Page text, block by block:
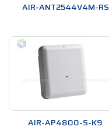
AIR-ANT2544V4M-RS
AIR-AP4800-S-K9